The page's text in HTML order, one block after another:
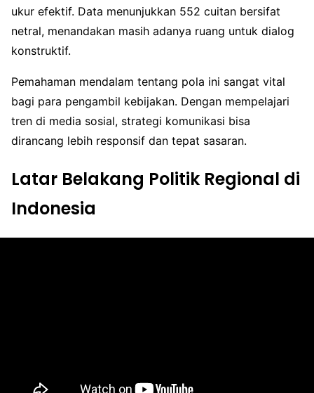
ukur efektif. Data menunjukkan 552 cuitan bersifat
netral, menandakan masih adanya ruang untuk dialog
konstruktif.
Pemahaman mendalam tentang pola ini sangat vital
bagi para pengambil kebijakan. Dengan mempelajari
tren di media sosial, strategi komunikasi bisa
dirancang lebih responsif dan tepat sasaran.
Latar Belakang Politik Regional di
Indonesia